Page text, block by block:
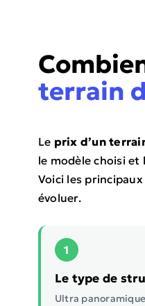
terrain
Le prix d’un
le modèle choisi
Voici les
évoluer.
1
Le type de
Ultra